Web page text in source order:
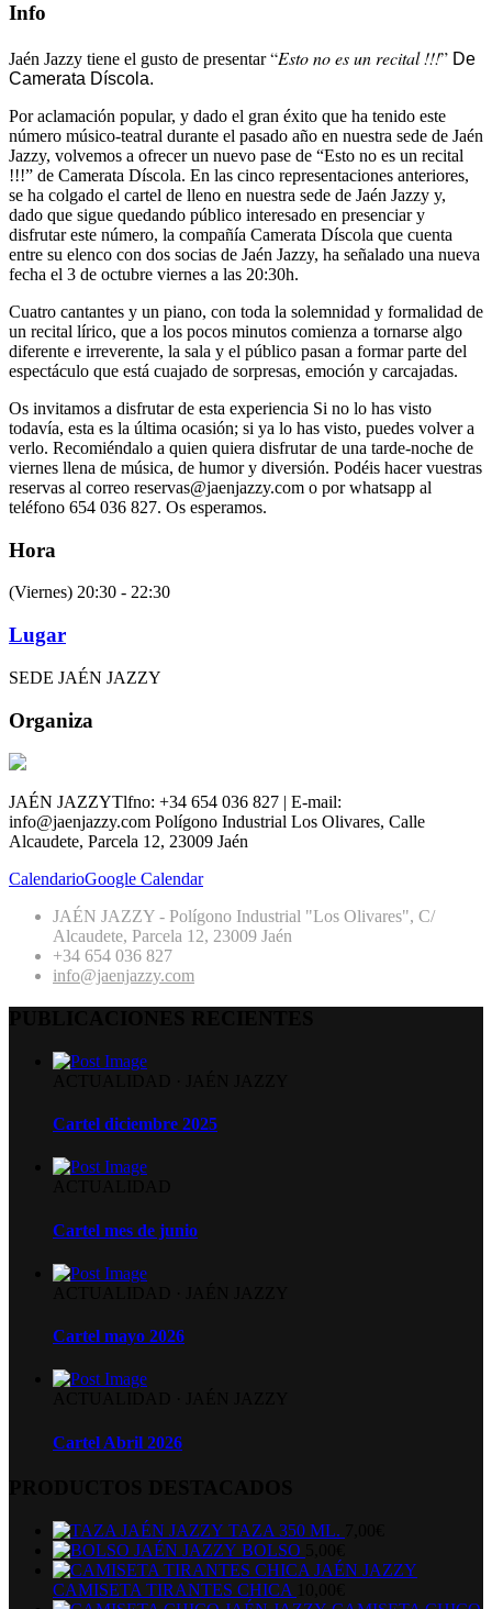
Info
Jaén Jazzy tiene el gusto de presentar“Esto no es un recital !!!” De
Camerata Díscola.
Por aclamación popular, y dado el gran éxito que ha tenido este
número músico-teatral durante el pasado año en nuestra sede de Jaén
Jazzy, volvemos a ofrecer un nuevo pase de “Esto no es un recital
!!!” de Camerata Díscola. En las cinco representaciones anteriores,
se ha colgado el cartel de lleno en nuestra sede de Jaén Jazzy y,
dado que sigue quedando público interesado en presenciar y
disfrutar este número, la compañía Camerata Díscola que cuenta
entre su elenco con dos socias de Jaén Jazzy, ha señalado una nueva
fecha el 3 de octubre viernes a las 20:30h.
Cuatro cantantes y un piano, con toda la solemnidad y formalidad de
un recital lírico, que a los pocos minutos comienza a tornarse algo
diferente e irreverente, la sala y el público pasan a formar parte del
espectáculo que está cuajado de sorpresas, emoción y carcajadas.
Os invitamos a disfrutar de esta experiencia Si no lo has visto
todavía, esta es la última ocasión; si ya lo has visto, puedes volver a
verlo. Recomiéndalo a quien quiera disfrutar de una tarde-noche de
viernes llena de música, de humor y diversión. Podéis hacer vuestras
reservas al correo reservas@jaenjazzy.com o por whatsapp al
teléfono 654 036 827. Os esperamos.
Hora
(Viernes) 20:30 - 22:30
Lugar
SEDE JAÉN JAZZY
Organiza
JAÉN JAZZYTlfno: +34 654 036 827 | E-mail:
info@jaenjazzy.com Polígono Industrial Los Olivares, Calle
Alcaudete, Parcela 12, 23009 Jaén
CalendarioGoogle Calendar
JAÉN JAZZY - Polígono Industrial "Los Olivares", C/
Alcaudete, Parcela 12, 23009 Jaén
+34 654 036 827
info@jaenjazzy.com
Cartel diciembre 2025
Cartel mes de junio
Cartel mayo 2026
Cartel Abril 2026
TAZA 350 ML.
BOLSO
CAMISETA TIRANTES CHICA